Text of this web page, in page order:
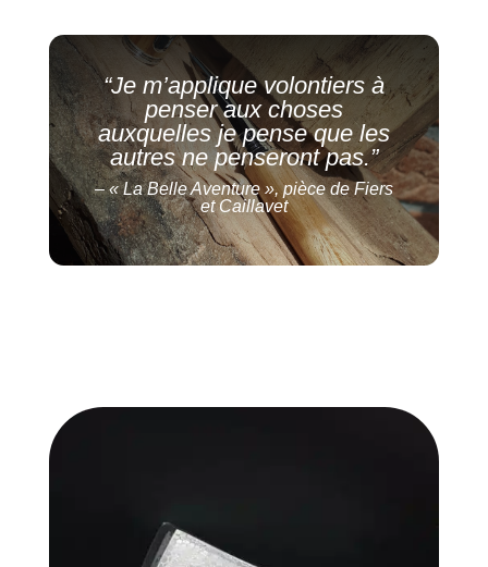
“Je m’applique volontiers à
penser aux choses
auxquelles je pense que les
autres ne penseront pas.”
– « La Belle Aventure », pièce de Fiers
et Caillavet